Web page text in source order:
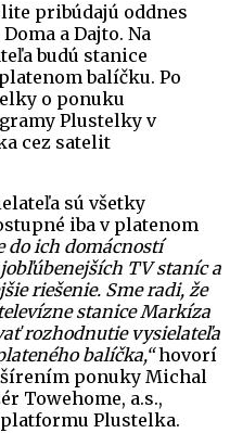
pribúdajú oddnes
a Dajto. Na
budú stanice
balíčku. Po
o ponuku
Plustelky v
cez satelit
sú všetky
iba v platenom
do ich domácností
TV staníc a
riešenie. Sme radi, že
stanice Markíza
rozhodnutie vysielateľa
balíčka,“hovorí
ponuky Michal
Towehome, a.s.,
Plustelka.